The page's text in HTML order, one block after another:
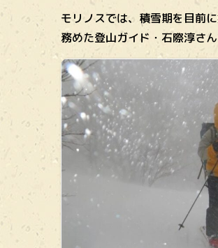
モリノスでは、積雪期を目前
務めた登山ガイド・石際淳さ